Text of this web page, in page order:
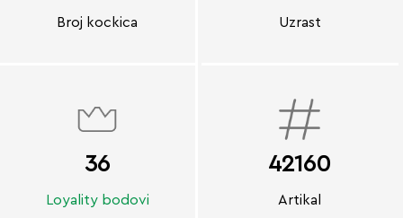
Broj kockica Uzrast
36
Loyality bodovi
42160
Artikal